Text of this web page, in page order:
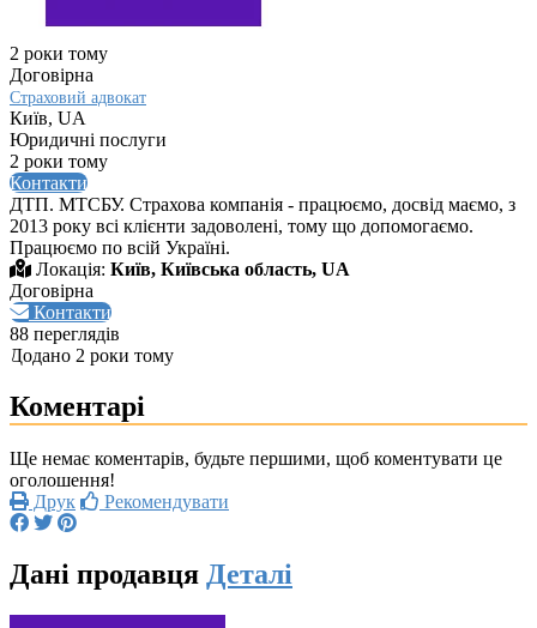
2 роки тому
Договірна
Страховий адвокат
Київ, UA
Юридичні послуги
2 роки тому
Контакти
ДТП. МТСБУ. Страхова компанія - працюємо, досвід маємо, з
2013 року всі клієнти задоволені, тому що допомогаємо.
Працюємо по всій Україні.
Локація: Київ, Київська область, UA
Договірна
Контакти
88 переглядів
Додано 2 роки тому
Коментарі
Ще немає коментарів, будьте першими, щоб коментувати це
оголошення!
Друк
Рекомендувати
Дані продавця Деталі